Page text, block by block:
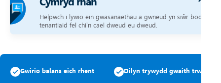
Helpwch i lywio ein gwasanaethau a gwneud yn siŵr bod
tenantiaid fel chi’n cael dweud eu dweud.
Gwirio balans eich rhent Dilyn trywydd gwaith trwsio